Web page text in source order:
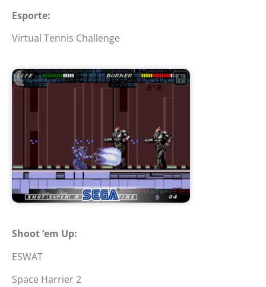
Esporte:
Virtual Tennis Challenge
Shoot ‘em Up:
ESWAT
Space Harrier 2